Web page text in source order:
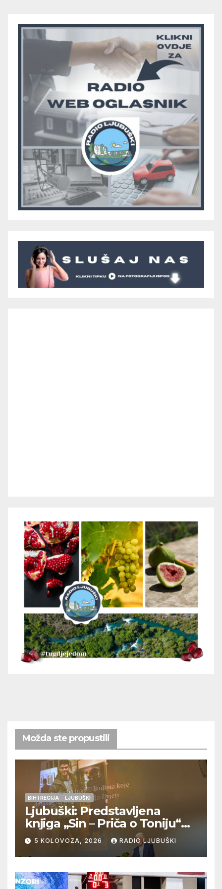
Možda ste propustili
BIH I REGIJA LJUBUŠKI
Ljubuški: Predstavljena
knjiga „Sin – Priča o Toniju“
dr. sc. Zdenka Hercega
5 KOLOVOZA, 2026 RADIO LJUBUŠKI